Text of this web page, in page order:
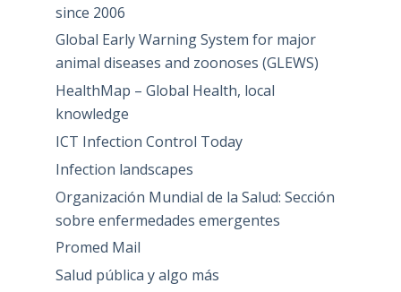
since 2006
Global Early Warning System for major
animal diseases and zoonoses (GLEWS)
HealthMap – Global Health, local
knowledge
ICT Infection Control Today
Infection landscapes
Organización Mundial de la Salud: Sección
sobre enfermedades emergentes
Promed Mail
Salud pública y algo más